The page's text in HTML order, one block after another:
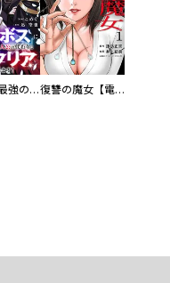
ゲーム内最強の『裏ボス』に転生したので、主人公の代わりに最速クリアを目指します！【電子単行本版】 復讐の魔女【電子単行本版】